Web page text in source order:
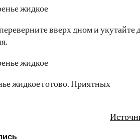
вверх дном и укутайте
жидкое готово. Приятных